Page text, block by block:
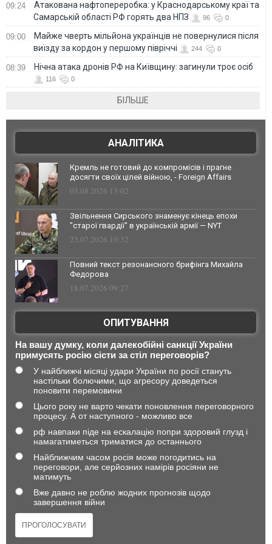
09:24
Атакована нафтопереробка: у Краснодарському краї та
Самарській області РФ горять два НПЗ
96 0
09:00
Майже чверть мільйона українців не повернулися після
виїзду за кордон у першому півріччі
244 0
08:39 Нічна атака дронів РФ на Київщину: загинули троє осіб
116 0
БІЛЬШЕ
АНАЛІТИКА
Кремль не готовий до компромісів і прагне
досягти своїх цілей війною, - Foreign Affairs
03.08.2026 13:02
Звільнення Сирського знаменує кінець епохи
"старої гвардії" в українській армії — NYT
23.07.2026 10:32
Повний текст резонансного брифінга Михайла
Федорова
18.07.2026 09:27
ОПИТУВАННЯ
На вашу думку, коли далекобійні санкції України
примусять росію сісти за стіл переговорів?
У найближчі місяці удари України по росії стануть
настільки болючими, що агресору доведеться
поновити перемовини
Цього року не варто чекати поновлення переговорного
процесу. А от наступного - можливо все
рф навпаки піде на ескалацію попри здоровий глузд і
намагатиметься триматися до останнього
Найближчим часом росія може погодитись на
переговори, але серйозних намірів росіяни не
матимуть
Вже давно не роблю жодних прогнозів щодо
завершення війни